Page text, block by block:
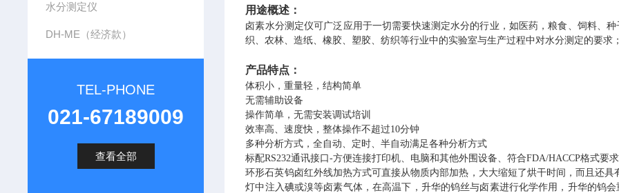
水分测定仪
DH-ME（经济款）
TEL-PHONE
021-67189009
查看全部
用途概述：
卤素水分测定仪可广泛应用于一切需要快速测定水分的行业，如医药，粮食、饲料、
织、农林、造纸、橡胶、塑胶、纺织等行业中的实验室与生产过程中对水分测定的要求
产品特点：
体积小，重量轻，结构简单
无需辅助设备
操作简单，无需安装调试培训
效率高、速度快，整体操作不超过10分钟
多种分析方式，全自动、定时、半自动满足各种分析方式
标配RS232通讯接口-方便连接打印机、电脑和其他外围设备、符合FDA/HACCP格式要求
环形石英钨卤红外线加热方式可直接从物质内部加热，大大缩短了烘干时间，而且还
灯中注入碘或溴等卤素气体，在高温下，升华的钨丝与卤素进行化学作用，升华的钨